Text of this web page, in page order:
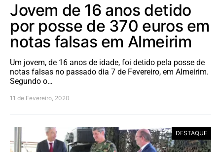
Jovem de 16 anos detido
por posse de 370 euros em
notas falsas em Almeirim
Um jovem, de 16 anos de idade, foi detido pela posse de
notas falsas no passado dia 7 de Fevereiro, em Almeirim.
Segundo o…
11 de Fevereiro, 2020
DESTAQUE